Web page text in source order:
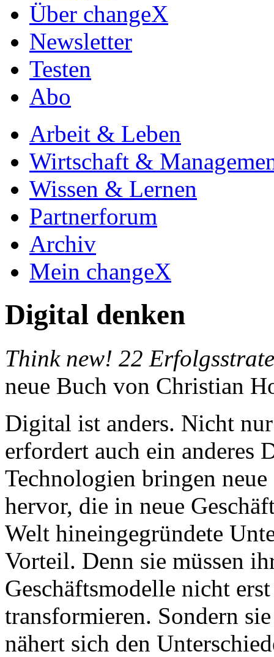
Über changeX
Newsletter
Testen
Abo
Arbeit & Leben
Wirtschaft &
Wissen & Lernen
Partnerforum
Archiv
Mein changeX
Digital denken
Think new! 22
neue Buch von Christian
Digital ist anders. Nicht
erfordert auch ein anderes
Technologien bringen
hervor, die in neue
Welt hineingegründete
Vorteil. Denn sie müssen
Geschäftsmodelle nicht
transformieren. Sondern
nähert sich den